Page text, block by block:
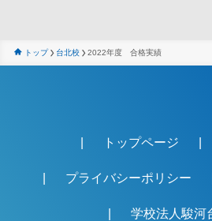
トップ 台北校 2022年度 合格実績
トップページ
プライバシーポリシー
学校法人駿河